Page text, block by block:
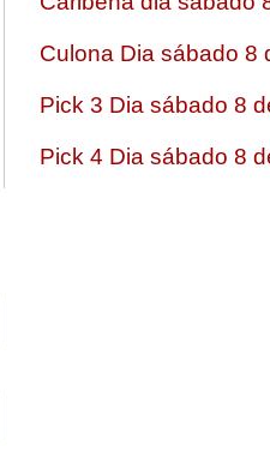
Culona Dia sábado 8
Pick 3 Dia sábado 8
Pick 4 Dia sábado 8